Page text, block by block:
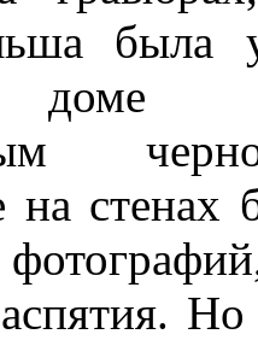
доме
на стенах